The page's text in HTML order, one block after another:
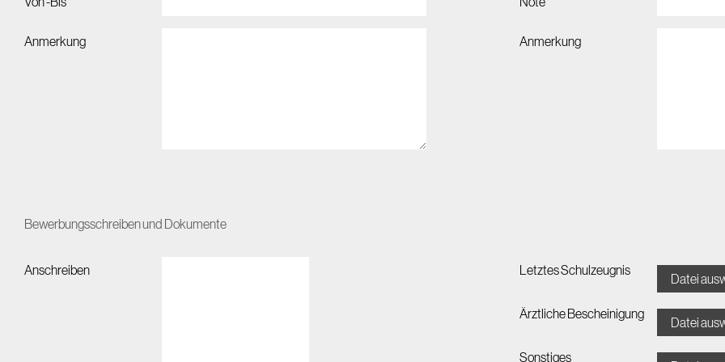
Anmerkung Anmerkung
Bewerbungsschreiben und Dokumente
Anschreiben Letztes Schulzeugnis
Datei
Ärztliche Bescheinigung
Datei
Sonstiges